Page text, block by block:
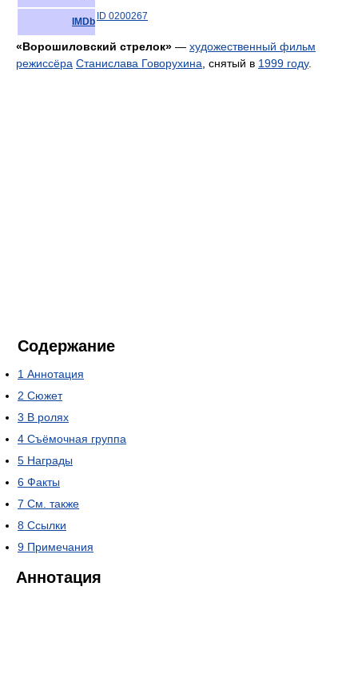
IMDb ID 0200267
«Ворошиловский стрелок» — художественный фильм
режиссёра Станислава Говорухина , снятый в 1999 году.
Содержание
1 Аннотация
2 Сюжет
3 В ролях
4 Съёмочная группа
5 Награды
6 Факты
7 См. также
8 Ссылки
9 Примечания
Аннотация